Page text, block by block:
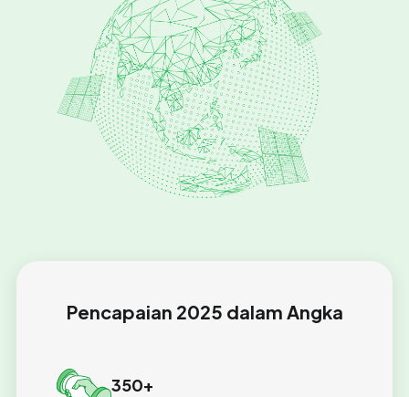
Pencapaian 2025 dalam Angka
350+